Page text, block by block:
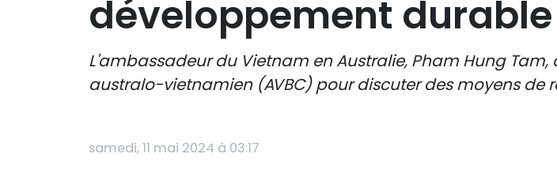
développement
L'ambassadeur du Vietnam en Australie, Pham Hung
australo-vietnamien (AVBC) pour discuter des moyens de
samedi, 11 mai 2024 à 03:17